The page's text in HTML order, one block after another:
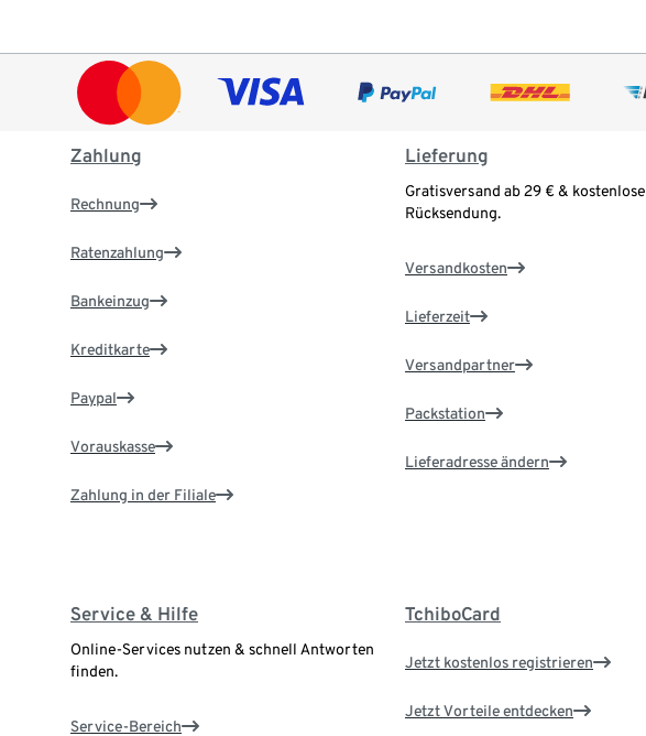
Zahlung
Rechnung
Ratenzahlung
Bankeinzug
Kreditkarte
Paypal
Vorauskasse
Zahlung in der Filiale
Lieferung
Gratisversand ab 29 € & kostenlose
Rücksendung.
Versandkosten
Lieferzeit
Versandpartner
Packstation
Lieferadresse ändern
Service & Hilfe
Online-Services nutzen & schnell Antworten
finden.
Service-Bereich
TchiboCard
Jetzt kostenlos registrieren
Jetzt Vorteile entdecken